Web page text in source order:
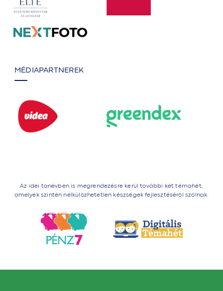
MÉDIAPARTNEREK
Az idei tanévben is megrendezésre kerül további két témahét,
amelyek szintén nélkülözhetetlen készségek fejlesztéséről szólnak: